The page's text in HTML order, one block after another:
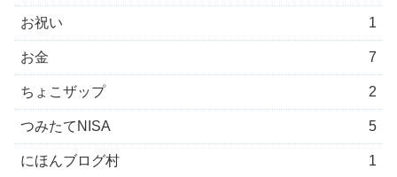
お祝い 1
お金 7
ちょこザップ 2
つみたてNISA 5
にほんブログ村 1